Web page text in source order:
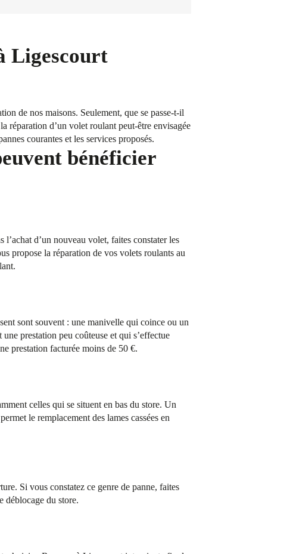
Ligescourt
de nos maisons. Seulement, que se passe-t-il
réparation d’un volet roulant peut-être envisagée
courantes et les services proposés.
bénéficier
d’un nouveau volet, faites constater les
propose la réparation de vos volets roulants au
sont souvent : une manivelle qui coince ou un
prestation peu coûteuse et qui s’effectue
prestation facturée moins de 50 €.
celles qui se situent en bas du store. Un
le remplacement des lames cassées en
Si vous constatez ce genre de panne, faites
déblocage du store.